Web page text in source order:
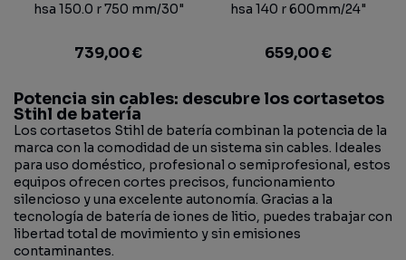
hsa 150.0 r 750 mm/30"
739,00 €
hsa 140 r 600mm/24"
659,00 €
Potencia sin cables: descubre los cortasetos
Stihl de batería
Los cortasetos Stihl de batería combinan la potencia de la
marca con la comodidad de un sistema sin cables. Ideales
para uso doméstico, profesional o semiprofesional, estos
equipos ofrecen cortes precisos, funcionamiento
silencioso y una excelente autonomía. Gracias a la
tecnología de batería de iones de litio, puedes trabajar con
libertad total de movimiento y sin emisiones
contaminantes.